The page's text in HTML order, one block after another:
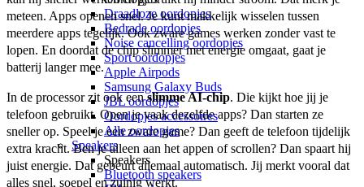
Draadloze oordopjes
Bedrade oordopjes
Noise cancelling oordopjes
Sport oordopjes
Apple Airpods
Samsung Galaxy Buds
JBL oordopjes
Oordopjes accessoires
Alle oordopjes
Speakers
Speakers
Bluetooth speakers
meteen. Apps openen snel. Je kunt makkelijk wisselen tussen
meerdere apps tegelijk. Ook zware games werken zonder vast te
lopen. En doordat de chip slimmer met energie omgaat, gaat je
batterij langer mee.
In de processor zit ook een slimme AI-chip. Die kijkt hoe jij je
telefoon gebruikt. Open je vaak dezelfde apps? Dan starten ze
sneller op. Speel je een zware game? Dan geeft de telefoon tijdelijk
extra kracht. Ben je alleen aan het appen of scrollen? Dan spaart hij
juist energie. Dat gebeurt allemaal automatisch. Jij merkt vooral dat
alles snel, soepel en zuinig werkt.